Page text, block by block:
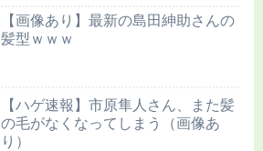
【画像あり】最新の島田紳助さんの
髪型ｗｗｗ
【ハゲ速報】市原隼人さん、また髪
の毛がなくなってしまう（画像あ
り）